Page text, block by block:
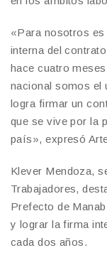
«Para nosotros
interna del
hace cuatro
nacional somos el
logra firmar un
que se vive por la
país», expresó
Klever Mendoza,
Trabajadores,
Prefecto de
y lograr la firma
cada dos años.